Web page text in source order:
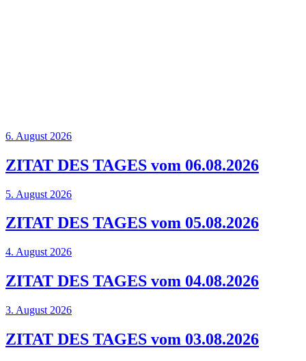
6. August 2026
ZITAT DES TAGES vom 06.08.2026
5. August 2026
ZITAT DES TAGES vom 05.08.2026
4. August 2026
ZITAT DES TAGES vom 04.08.2026
3. August 2026
ZITAT DES TAGES vom 03.08.2026